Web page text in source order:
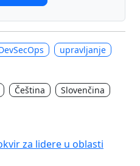
upravljanje
Čeština
Slovenčina
za lidere u oblasti